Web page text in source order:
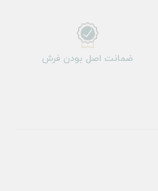
ضمانت اصل بودن فرش